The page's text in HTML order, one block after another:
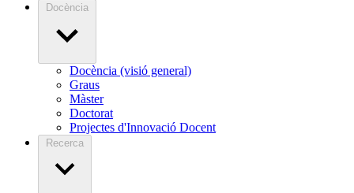
Docència
Docència (visió general)
Graus
Màster
Doctorat
Projectes d'Innovació Docent
Recerca